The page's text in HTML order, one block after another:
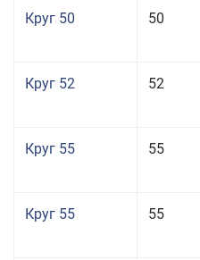
Круг 50 50
Круг 52 52
Круг 55 55
Круг 55 55